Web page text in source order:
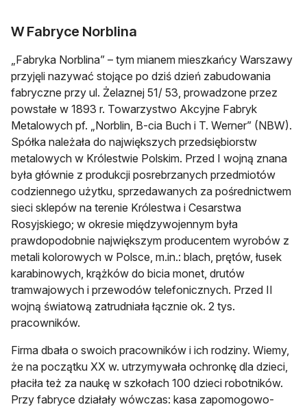
W Fabryce Norblina
„Fabryka Norblina” – tym mianem mieszkańcy Warszawy
przyjęli nazywać stojące po dziś dzień zabudowania
fabryczne przy ul. Żelaznej 51/ 53, prowadzone przez
powstałe w 1893 r. Towarzystwo Akcyjne Fabryk
Metalowych pf. „Norblin, B-cia Buch i T. Werner” (NBW).
Spółka należała do największych przedsiębiorstw
metalowych w Królestwie Polskim. Przed I wojną znana
była głównie z produkcji posrebrzanych przedmiotów
codziennego użytku, sprzedawanych za pośrednictwem
sieci sklepów na terenie Królestwa i Cesarstwa
Rosyjskiego; w okresie międzywojennym była
prawdopodobnie największym producentem wyrobów z
metali kolorowych w Polsce, m.in.: blach, prętów, łusek
karabinowych, krążków do bicia monet, drutów
tramwajowych i przewodów telefonicznych. Przed II
wojną światową zatrudniała łącznie ok. 2 tys.
pracowników.
Firma dbała o swoich pracowników i ich rodziny. Wiemy,
że na początku XX w. utrzymywała ochronkę dla dzieci,
płaciła też za naukę w szkołach 100 dzieci robotników.
Przy fabryce działały wówczas: kasa zapomogowo-